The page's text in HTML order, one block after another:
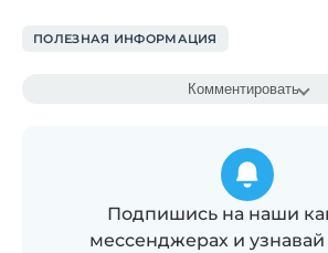
ПОЛЕЗНАЯ ИНФОРМАЦИЯ
Комментировать
Подпишись на наши
мессенджерах и узнавай